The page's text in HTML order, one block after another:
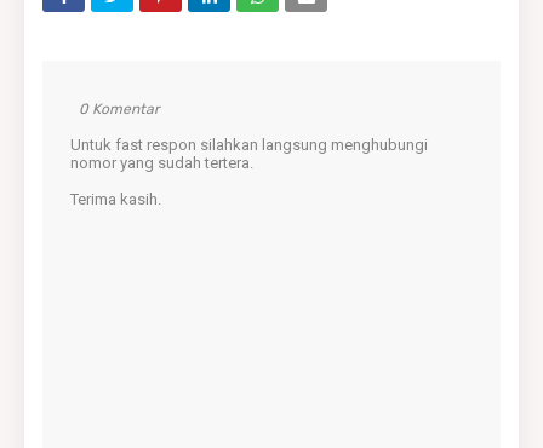
0 Komentar
Untuk fast respon silahkan langsung menghubungi
nomor yang sudah tertera.
Terima kasih.